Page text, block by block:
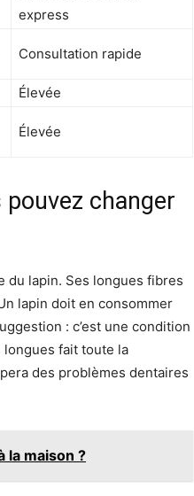
express
Consultation rapide
Élevée
Élevée
changer
du lapin. Ses longues fibres
lapin doit en consommer
: c’est une condition
fait toute la
des problèmes dentaires
la maison ?